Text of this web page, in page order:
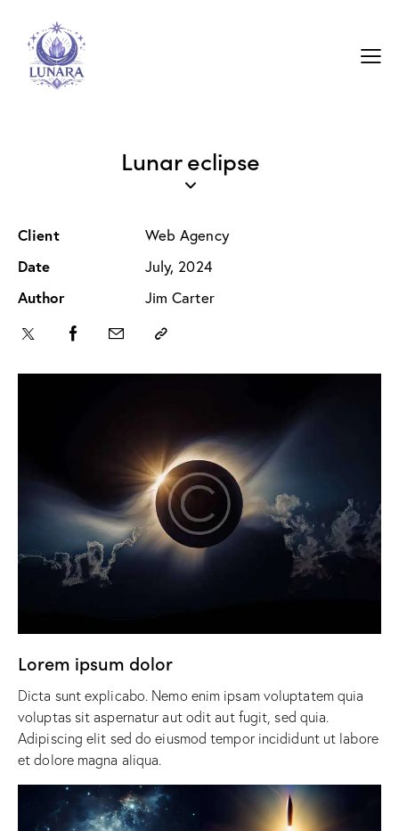
Lunar eclipse
Client
Web Agency
Date
July, 2024
Author
Jim Carter
Lorem ipsum dolor
Dicta sunt explicabo. Nemo enim ipsam voluptatem quia
voluptas sit aspernatur aut odit aut fugit, sed quia.
Adipiscing elit sed do eiusmod tempor incididunt ut labore
et dolore magna aliqua.